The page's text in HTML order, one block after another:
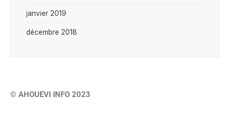
janvier 2019
décembre 2018
© AHOUEVI INFO 2023